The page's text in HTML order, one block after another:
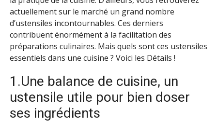
actuellement sur le marché un grand nombre
d’ustensiles incontournables. Ces derniers
contribuent énormément à la facilitation des
préparations culinaires. Mais quels sont ces ustensiles
essentiels dans une cuisine ? Voici les Détails !
1.Une balance de cuisine, un
ustensile utile pour bien doser
ses ingrédients